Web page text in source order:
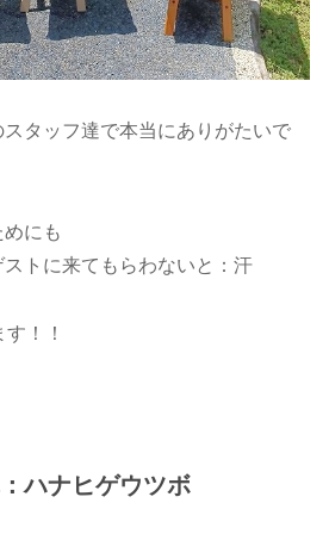
タッフ達で本当にありがたいで
にも
トに来てもらわないと：汗
！！
ハナヒゲウツボ